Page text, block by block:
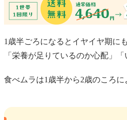
1歳半ごろになるとイヤイヤ期に
「栄養が足りているのか心配」
食べムラは1歳半から2歳のころ